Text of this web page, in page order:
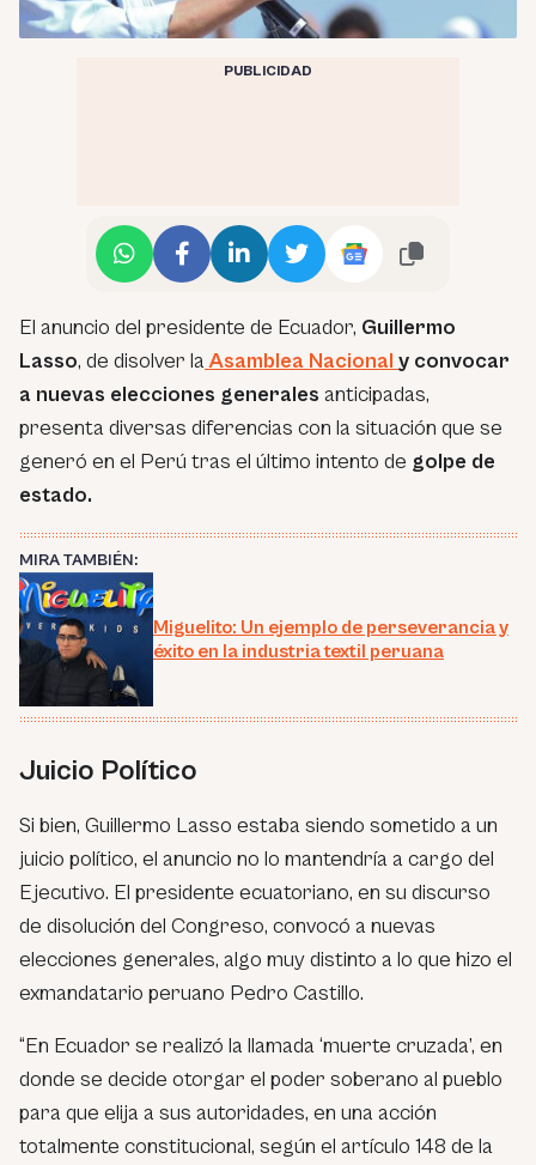
PUBLICIDAD
El anuncio del presidente de Ecuador, Guillermo
Lasso, de disolver la Asamblea Nacional y convocar
a nuevas elecciones generales anticipadas,
presenta diversas diferencias con la situación que se
generó en el Perú tras el último intento de golpe de
estado.
MIRA TAMBIÉN:
Miguelito: Un ejemplo de perseverancia y
éxito en la industria textil peruana
Juicio Político
Si bien, Guillermo Lasso estaba siendo sometido a un
juicio político, el anuncio no lo mantendría a cargo del
Ejecutivo. El presidente ecuatoriano, en su discurso
de disolución del Congreso, convocó a nuevas
elecciones generales, algo muy distinto a lo que hizo el
exmandatario peruano Pedro Castillo.
“En Ecuador se realizó la llamada ‘muerte cruzada’, en
donde se decide otorgar el poder soberano al pueblo
para que elija a sus autoridades, en una acción
totalmente constitucional, según el artículo 148 de la